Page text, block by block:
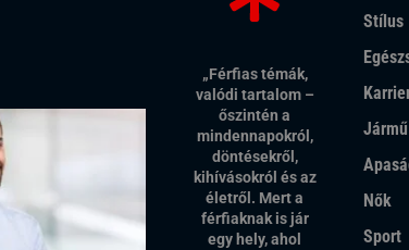
„Férfias témák,
valódi tartalom –
őszintén a
mindennapokról,
döntésekről,
kihívásokról és az
életről. Mert a
férfiaknak is jár
egy hely, ahol
Stílus
Jármű
Nők
Sport